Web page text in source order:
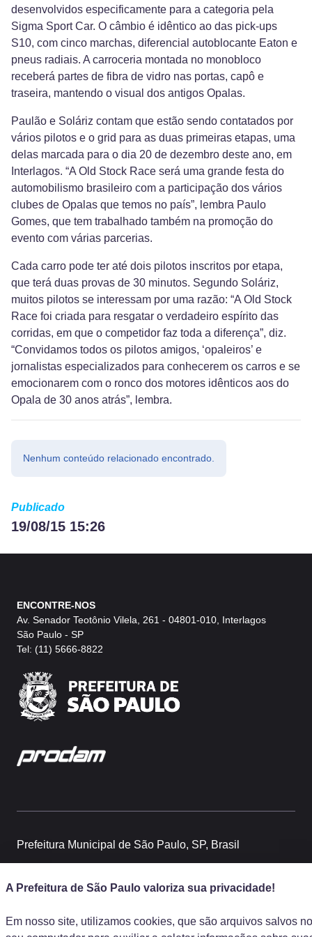
desenvolvidos especificamente para a categoria pela
Sigma Sport Car. O câmbio é idêntico ao das pick-ups
S10, com cinco marchas, diferencial autoblocante Eaton e
pneus radiais. A carroceria montada no monobloco
receberá partes de fibra de vidro nas portas, capô e
traseira, mantendo o visual dos antigos Opalas.
Paulão e Soláriz contam que estão sendo contatados por
vários pilotos e o grid para as duas primeiras etapas, uma
delas marcada para o dia 20 de dezembro deste ano, em
Interlagos. “A Old Stock Race será uma grande festa do
automobilismo brasileiro com a participação dos vários
clubes de Opalas que temos no país”, lembra Paulo
Gomes, que tem trabalhado também na promoção do
evento com várias parcerias.
Cada carro pode ter até dois pilotos inscritos por etapa,
que terá duas provas de 30 minutos. Segundo Soláriz,
muitos pilotos se interessam por uma razão: “A Old Stock
Race foi criada para resgatar o verdadeiro espírito das
corridas, em que o competidor faz toda a diferença”, diz.
“Convidamos todos os pilotos amigos, ‘opaleiros’ e
jornalistas especializados para conhecerem os carros e se
emocionarem com o ronco dos motores idênticos aos do
Opala de 30 anos atrás”, lembra.
Nenhum conteúdo relacionado encontrado.
Publicado
19/08/15 15:26
ENCONTRE-NOS
Av. Senador Teotônio Vilela, 261 - 04801-010, Interlagos
São Paulo - SP
Tel: (11) 5666-8822
Prefeitura Municipal de São Paulo, SP, Brasil
Vilela, 261 - 04801-010, Interlagos, São Paulo - SP
A Prefeitura de São Paulo valoriza sua privacidade!
Em nosso site, utilizamos cookies, que são arquivos salvos no